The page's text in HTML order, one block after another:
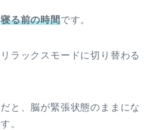
寝る前の時間です。
ラックスモードに切り替わる
と、脳が緊張状態のままにな
。